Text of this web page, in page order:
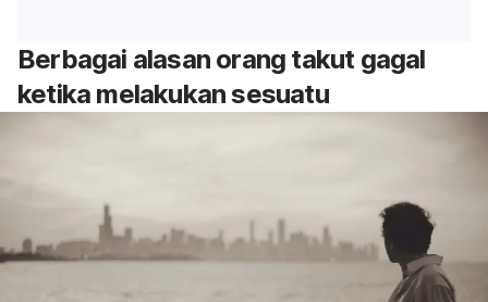
Berbagai alasan orang takut gagal
ketika melakukan sesuatu